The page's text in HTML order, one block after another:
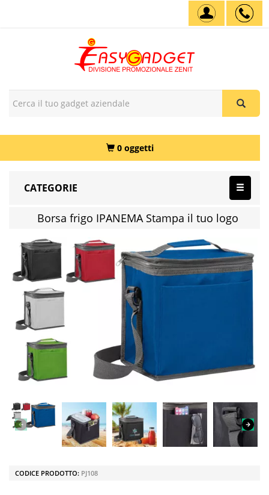
0 oggetti
CATEGORIE
Borsa frigo IPANEMA Stampa il tuo logo
CODICE PRODOTTO: PJ108